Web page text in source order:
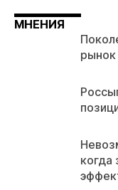
МНЕНИЯ
рынок
когда